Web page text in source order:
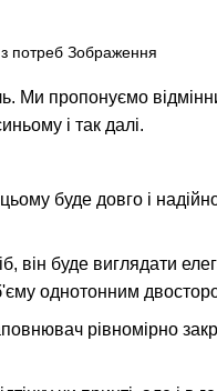
Ми пропонуємо
і так далі.
буде довго і
він буде виглядати
однотонним
рівномірно